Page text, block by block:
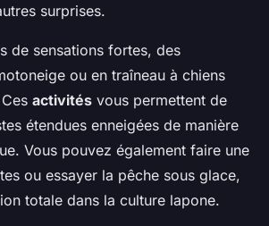
surprises.
de sensations fortes, des
ou en traîneau à chiens
activités vous permettent de
étendues enneigées de manière
Vous pouvez également faire une
ou essayer la pêche sous glace,
totale dans la culture lapone.